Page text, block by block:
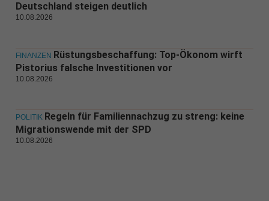
Deutschland steigen deutlich
10.08.2026
FINANZEN Rüstungsbeschaffung: Top-Ökonom wirft
Pistorius falsche Investitionen vor
10.08.2026
POLITIK Regeln für Familiennachzug zu streng: keine
Migrationswende mit der SPD
10.08.2026